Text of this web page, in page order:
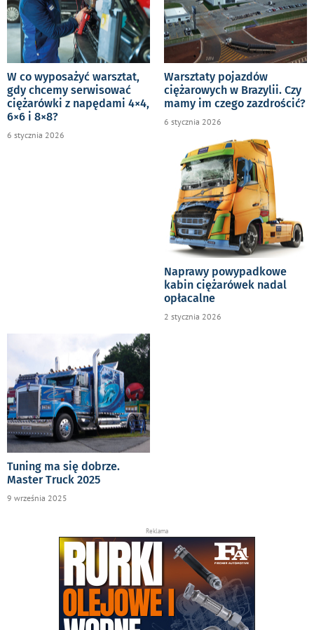
W co wyposażyć warsztat,
gdy chcemy serwisować
ciężarówki z napędami 4×4,
6×6 i 8×8?
6 stycznia 2026
Warsztaty pojazdów
ciężarowych w Brazylii. Czy
mamy im czego zazdrościć?
6 stycznia 2026
Naprawy powypadkowe
kabin ciężarówek nadal
opłacalne
2 stycznia 2026
Tuning ma się dobrze.
Master Truck 2025
9 września 2025
Reklama